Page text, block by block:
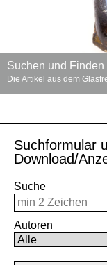
Suchen und Finden
Die Artikel aus dem
Suchformular
Download/
Suche
Autoren